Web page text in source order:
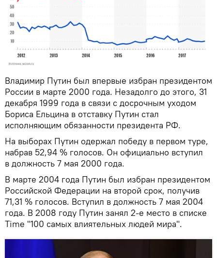
Владимир Путин был впервые избран президентом
России в марте 2000 года. Незадолго до этого, 31
декабря 1999 года в связи с досрочным уходом
Бориса Ельцина в отставку Путин стал
исполняющим обязанности президента РФ.
На выборах Путин одержал победу в первом туре,
набрав 52,94 % голосов. Он официально вступил
в должность 7 мая 2000 года.
В марте 2004 года Путин был избран президентом
Российской Федерации на второй срок, получив
71,31 % голосов. Вступил в должность 7 мая 2004
года. В 2008 году Путин занял 2-е место в списке
Time "100 самых влиятельных людей мира".